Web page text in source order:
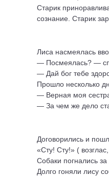
Старик
сознание. Старик
Лиса насмеялась
— Посмеялась? —
— Дай бог тебе
Прошло несколько
— Верная моя
— За чем же дело
Договорились и
«Сту! Сту!» (
Собаки погнались
Долго гоняли лису